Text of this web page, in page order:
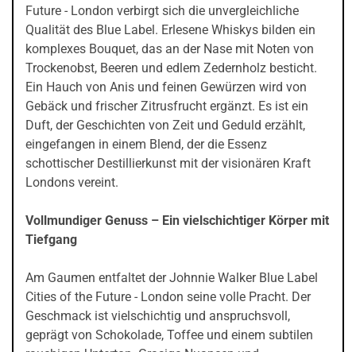
Future - London verbirgt sich die unvergleichliche
Qualität des Blue Label. Erlesene Whiskys bilden ein
komplexes Bouquet, das an der Nase mit Noten von
Trockenobst, Beeren und edlem Zedernholz besticht.
Ein Hauch von Anis und feinen Gewürzen wird von
Gebäck und frischer Zitrusfrucht ergänzt. Es ist ein
Duft, der Geschichten von Zeit und Geduld erzählt,
eingefangen in einem Blend, der die Essenz
schottischer Destillierkunst mit der visionären Kraft
Londons vereint.
Vollmundiger Genuss – Ein vielschichtiger Körper mit
Tiefgang
Am Gaumen entfaltet der Johnnie Walker Blue Label
Cities of the Future - London seine volle Pracht. Der
Geschmack ist vielschichtig und anspruchsvoll,
geprägt von Schokolade, Toffee und einem subtilen